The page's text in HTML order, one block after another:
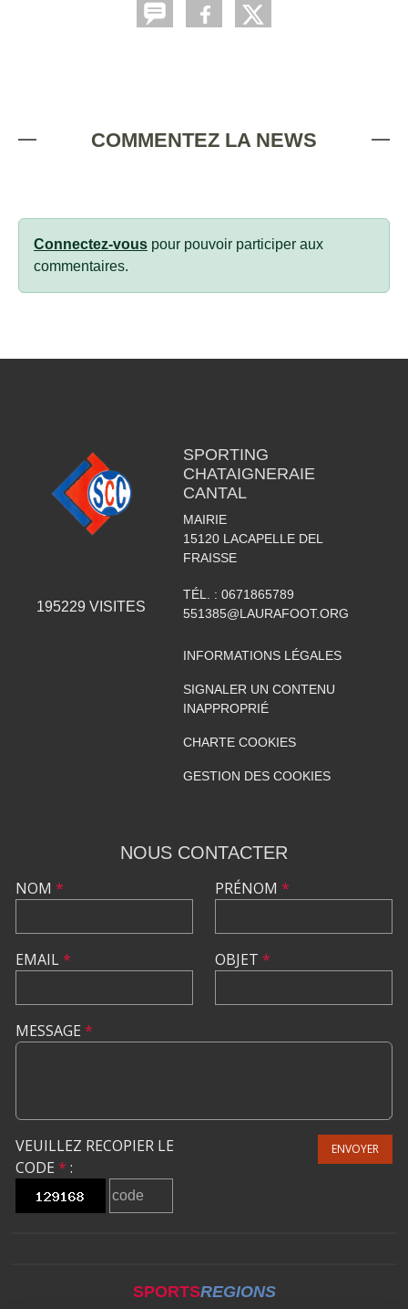
COMMENTEZ LA NEWS
Connectez-vous pour pouvoir participer aux
commentaires.
195229 VISITES
SPORTING
CHATAIGNERAIE
CANTAL
MAIRIE
15120 LACAPELLE DEL
FRAISSE
TÉL. : 0671865789
551385@LAURAFOOT.ORG
INFORMATIONS LÉGALES
SIGNALER UN CONTENU
INAPPROPRIÉ
CHARTE COOKIES
GESTION DES COOKIES
NOUS CONTACTER
NOM *
EMAIL*
PRÉNOM *
OBJET *
MESSAGE *
VEUILLEZ RECOPIER LE
CODE * :
ENVOYER
SPORTSREGIONS